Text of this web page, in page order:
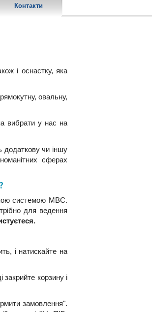
Контакти
і оснастку, яка
овальну,
вибрати у нас на
додаткову чи іншу
сферах
системою МВС.
для ведення
і натискайте на
корзину і
замовлення".